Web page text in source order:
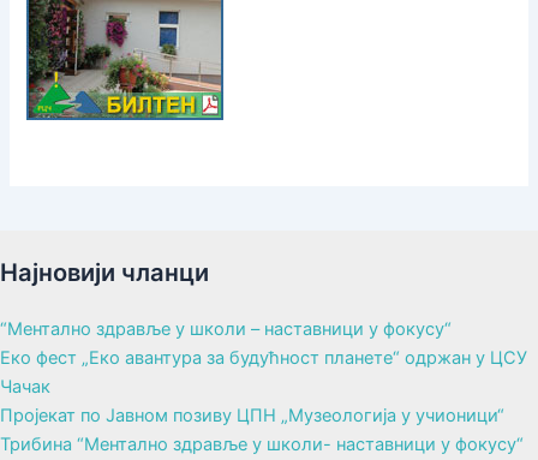
Најновији чланци
“Ментално здравље у школи – наставници у фокусу“
Еко фест „Еко авантура за будућност планете“ одржан у ЦСУ
Чачак
Пројекат по Јавном позиву ЦПН „Музеологија у учионици“
Трибина “Ментално здравље у школи- наставници у фокусу“